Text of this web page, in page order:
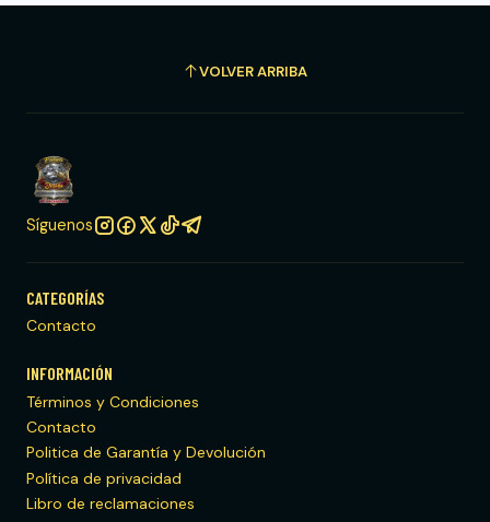
VOLVER ARRIBA
Síguenos
CATEGORÍAS
Contacto
INFORMACIÓN
Términos y Condiciones
Contacto
Politica de Garantía y Devolución
Política de privacidad
Libro de reclamaciones